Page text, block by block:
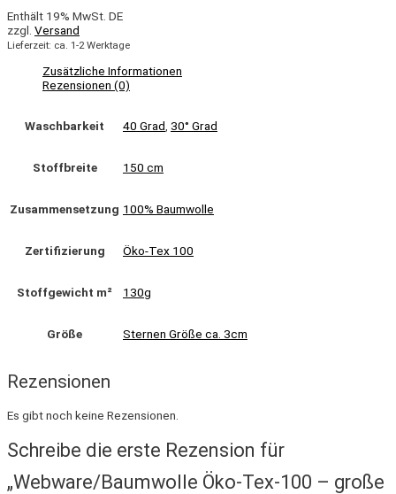
Enthält 19% MwSt. DE
zzgl. Versand
Lieferzeit: ca. 1-2 Werktage
Zusätzliche Informationen
Rezensionen (0)
Waschbarkeit 40 Grad, 30° Grad
Stoffbreite 150 cm
Zusammensetzung 100% Baumwolle
Zertifizierung Öko-Tex 100
Stoffgewicht m² 130g
Größe Sternen Größe ca. 3cm
Rezensionen
Es gibt noch keine Rezensionen.
Schreibe die erste Rezension für
„Webware/Baumwolle Öko-Tex-100 – große